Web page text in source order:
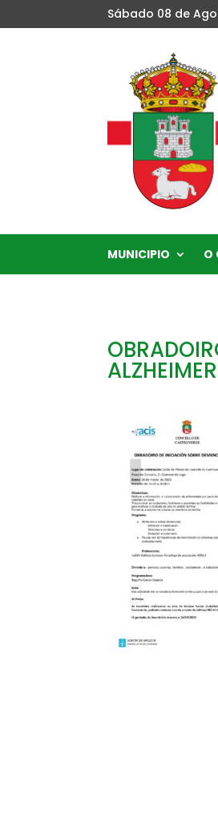
Sábado 08 de
MUNICIPIO O
ALZHEIMER